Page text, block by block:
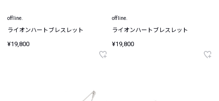
offline.
ライオンハートブレスレット
¥19,800
offline.
ライオンハートブレスレット
¥19,800